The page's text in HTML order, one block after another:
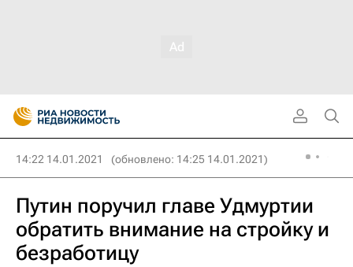
14:22 14.01.2021 (обновлено: 14:25 14.01.2021)
Путин поручил главе Удмуртии
обратить внимание на стройку и
безработицу